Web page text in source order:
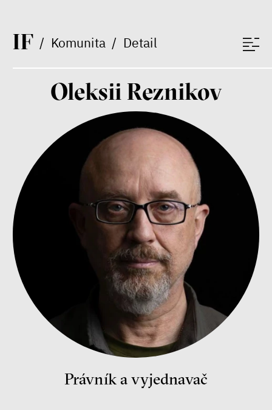
IF/ Komunita/ Detail
Miroslav Palanský, Petr Bittner
ekonomika
Demokracie v limitech.
Jeffrey Winters o tom, jak
majetek oligarchů určuje
pravidla
Jeffrey A. Winters
Petr Bittner
peníze demokracie
Nová pravidla
Ondřej Slačálek
Oleksii Reznikov
Právník a vyjednavač